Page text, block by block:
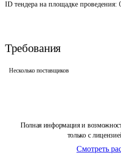
Полная информация и
только с
Смотреть
ID тендера на площадке проведения:
Требования
Несколько поставщиков